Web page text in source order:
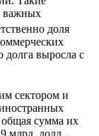
важных
доля
выросла с
сектором и
общая сумма их
млрд. долл.,